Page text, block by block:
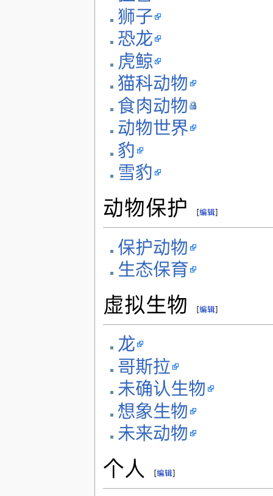
狮子
恐龙
虎鲸
猫科动物
食肉动物
动物世界
豹
雪豹
动物保护 [编辑]
保护动物
生态保育
虚拟生物 [编辑]
龙
哥斯拉
未确认生物
想象生物
未来动物
个人 [编辑]